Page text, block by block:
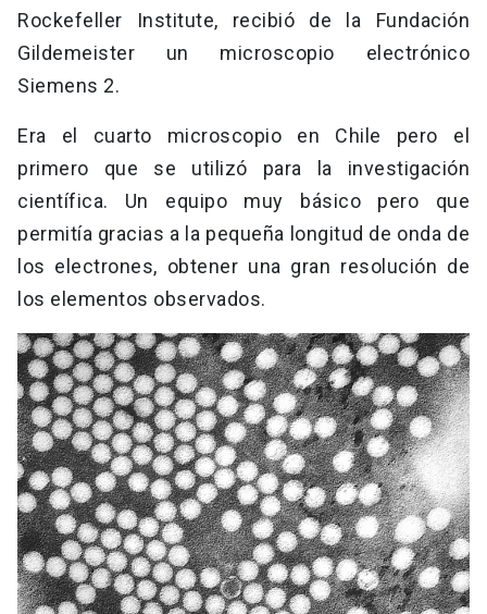
Rockefeller Institute, recibió de la Fundación
Gildemeister un microscopio electrónico
Siemens 2.
Era el cuarto microscopio en Chile pero el
primero que se utilizó para la investigación
científica. Un equipo muy básico pero que
permitía gracias a la pequeña longitud de onda de
los electrones, obtener una gran resolución de
los elementos observados.